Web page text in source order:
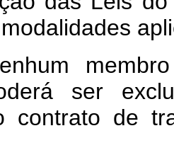
ser
contrato de